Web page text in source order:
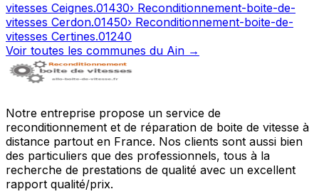
vitesses Ceignes.01430› Reconditionnement-boite-de-
vitesses Cerdon.01450› Reconditionnement-boite-de-
vitesses Certines.01240
Voir toutes les communes du Ain →
Notre entreprise propose un service de
reconditionnement et de réparation de boite de vitesse à
distance partout en France. Nos clients sont aussi bien
des particuliers que des professionnels, tous à la
recherche de prestations de qualité avec un excellent
rapport qualité/prix.